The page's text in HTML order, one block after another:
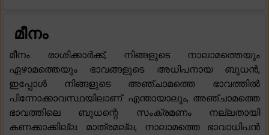
മീനം
മീനം രാശിക്കാർക്ക്, നിങ്ങളുടെ നാലാമത്തെയും
ഏഴാമത്തെയും ഭാവങ്ങളുടെ അധിപനായ ബുധൻ,
ഇപ്പോൾ നിങ്ങളുടെ അഞ്ചാമത്തെ ഭാവത്തിൽ
പിന്നോക്കാവസ്ഥയിലാണ്. എന്തായാലും, അഞ്ചാമത്തെ
ഭാവത്തിലെ ബുധന്റെ സംക്രമണം നല്ലതായി
കണക്കാക്കില്ല. മാത്രമല്ല, നാലാമത്തെ ഭാവാധിപൻ